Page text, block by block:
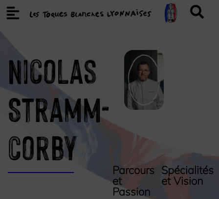
Nicolas
Stramm-
Corby
Parcours
et
Passion
Spécialités
et Vision